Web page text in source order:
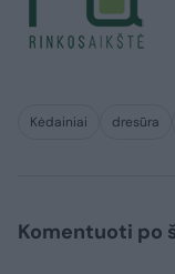
Kėdainiai dresūra
Komentuoti po